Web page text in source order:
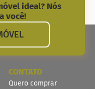
ideal? Nós
você!
CONTATO
Quero comprar